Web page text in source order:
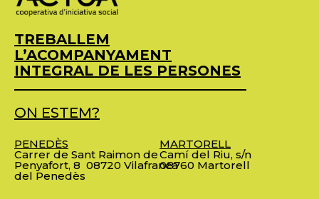
TREBALLEM
L’ACOMPANYAMENT
INTEGRAL DE LES PERSONES
ON ESTEM?
PENEDÈS
Carrer de Sant Raimon de
Penyafort, 8 08720 Vilafranca
del Penedès
MARTORELL
Camí del Riu, s/n
08760 Martorell